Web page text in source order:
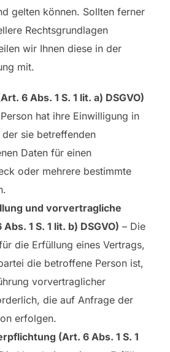
gelten können. Sollten ferner
Rechtsgrundlagen
wir Ihnen diese in der
mit.
6 Abs. 1 S. 1 lit. a) DSGVO)
hat ihre Einwilligung in
sie betreffenden
Daten für einen
oder mehrere bestimmte
und vorvertragliche
1 S. 1 lit. b) DSGVO) – Die
die Erfüllung eines Vertrags,
die betroffene Person ist,
vorvertraglicher
die auf Anfrage der
erfolgen.
(Art. 6 Abs. 1 S. 1